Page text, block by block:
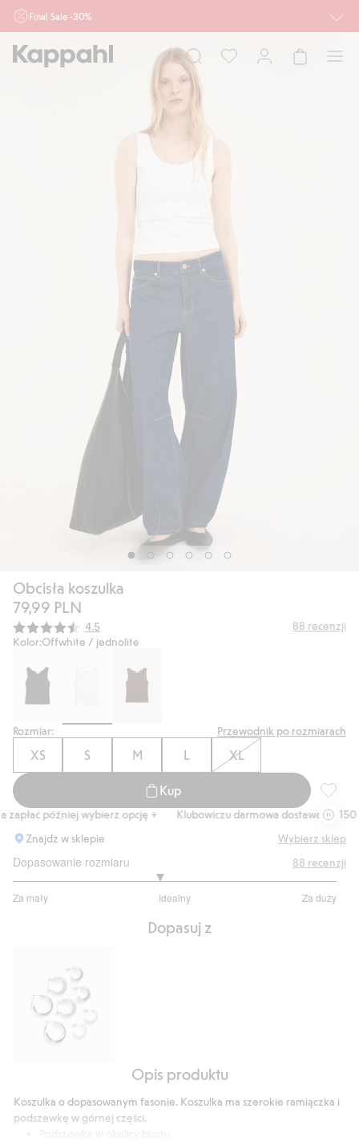
Final Sale -30%
działu outlet do 10.8 w sklepach Kappahl i Newbie oraz na kappahl.com. Ofert
nie łączymy
Obcisła koszulka
79,99 PLN
Średnia ocena:
4.5 88 recenzji
Kolor:Offwhite / jednolite
Rozmiar: Przewodnik po rozmiarach
XS S M L XL
Kup
później wybierz opcję +
Klubowiczu darmowa dostawa od 150 zł
Znajdź w sklepie
Wybierz sklep
Dopasowanie rozmiaru
Za mały Idealny Za duży
na
88 recenzji
Dopasuj z
kolorze
Opis produktu
Koszulka o dopasowanym fasonie. Koszulka ma szerokie ramiączka i
podszewkę w górnej części.